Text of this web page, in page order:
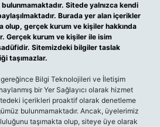
Sitede yalnızca kendi
Burada yer alan içerikler
olup, gerçek kurum ve kişiler hakkında
Gerçek kurum ve kişiler ile isim
Sitemizdeki bilgiler taslak
taşımazlar.
gereğince Bilgi Teknolojileri ve İletişim
bir Yer Sağlayıcı olarak hizmet
içerikleri proaktif olarak denetleme
bulunmamaktadır. Ancak, üyelerimiz
taşımakta olup, siteye üye olarak